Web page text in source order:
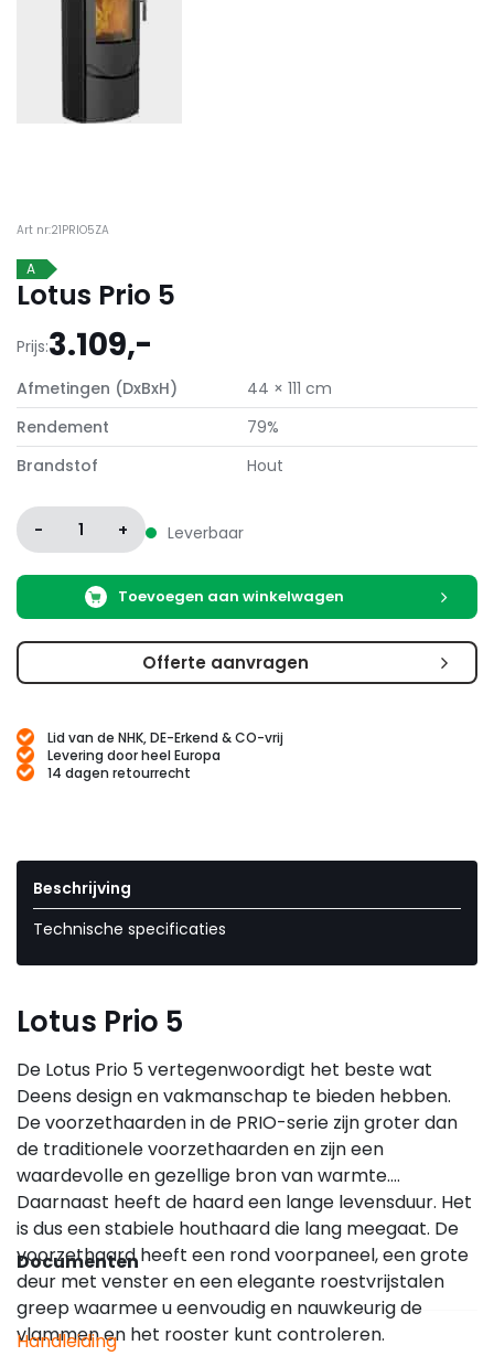
Art nr:21PRIO5ZA
A
Lotus Prio 5
Prijs:3.109,-
Afmetingen (DxBxH)
44 × 111 cm
Rendement
79%
Brandstof
Hout
- 1 + Leverbaar
Toevoegen aan winkelwagen
Offerte aanvragen
Lid van de NHK, DE-Erkend & CO-vrij
Levering door heel Europa
14 dagen retourrecht
Beschrijving
Technische specificaties
Lotus Prio 5
De Lotus Prio 5 vertegenwoordigt het beste wat
Deens design en vakmanschap te bieden hebben.
De voorzethaarden in de PRIO-serie zijn groter dan
de traditionele voorzethaarden en zijn een
waardevolle en gezellige bron van warmte.
Daarnaast heeft de haard een lange levensduur. Het
is dus een stabiele houthaard die lang meegaat. De
voorzethaard heeft een rond voorpaneel, een grote
deur met venster en een elegante roestvrijstalen
greep waarmee u eenvoudig en nauwkeurig de
vlammen en het rooster kunt controleren.
Documenten
Handleiding